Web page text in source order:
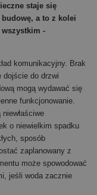
staje się
a to z kolei
-
komunikacyjny. Brak
dojście do drzwi
mogą wydawać się
funkcjonowanie.
o niewielkim spadku
sposób
zaplanowany z
może spowodować
jeśli woda zacznie